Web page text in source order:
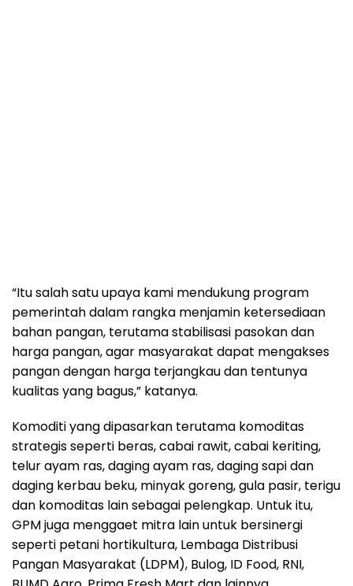
“Itu salah satu upaya kami mendukung program
pemerintah dalam rangka menjamin ketersediaan
bahan pangan, terutama stabilisasi pasokan dan
harga pangan, agar masyarakat dapat mengakses
pangan dengan harga terjangkau dan tentunya
kualitas yang bagus,” katanya.
Komoditi yang dipasarkan terutama komoditas
strategis seperti beras, cabai rawit, cabai keriting,
telur ayam ras, daging ayam ras, daging sapi dan
daging kerbau beku, minyak goreng, gula pasir, terigu
dan komoditas lain sebagai pelengkap. Untuk itu,
GPM juga menggaet mitra lain untuk bersinergi
seperti petani hortikultura, Lembaga Distribusi
Pangan Masyarakat (LDPM), Bulog, ID Food, RNI,